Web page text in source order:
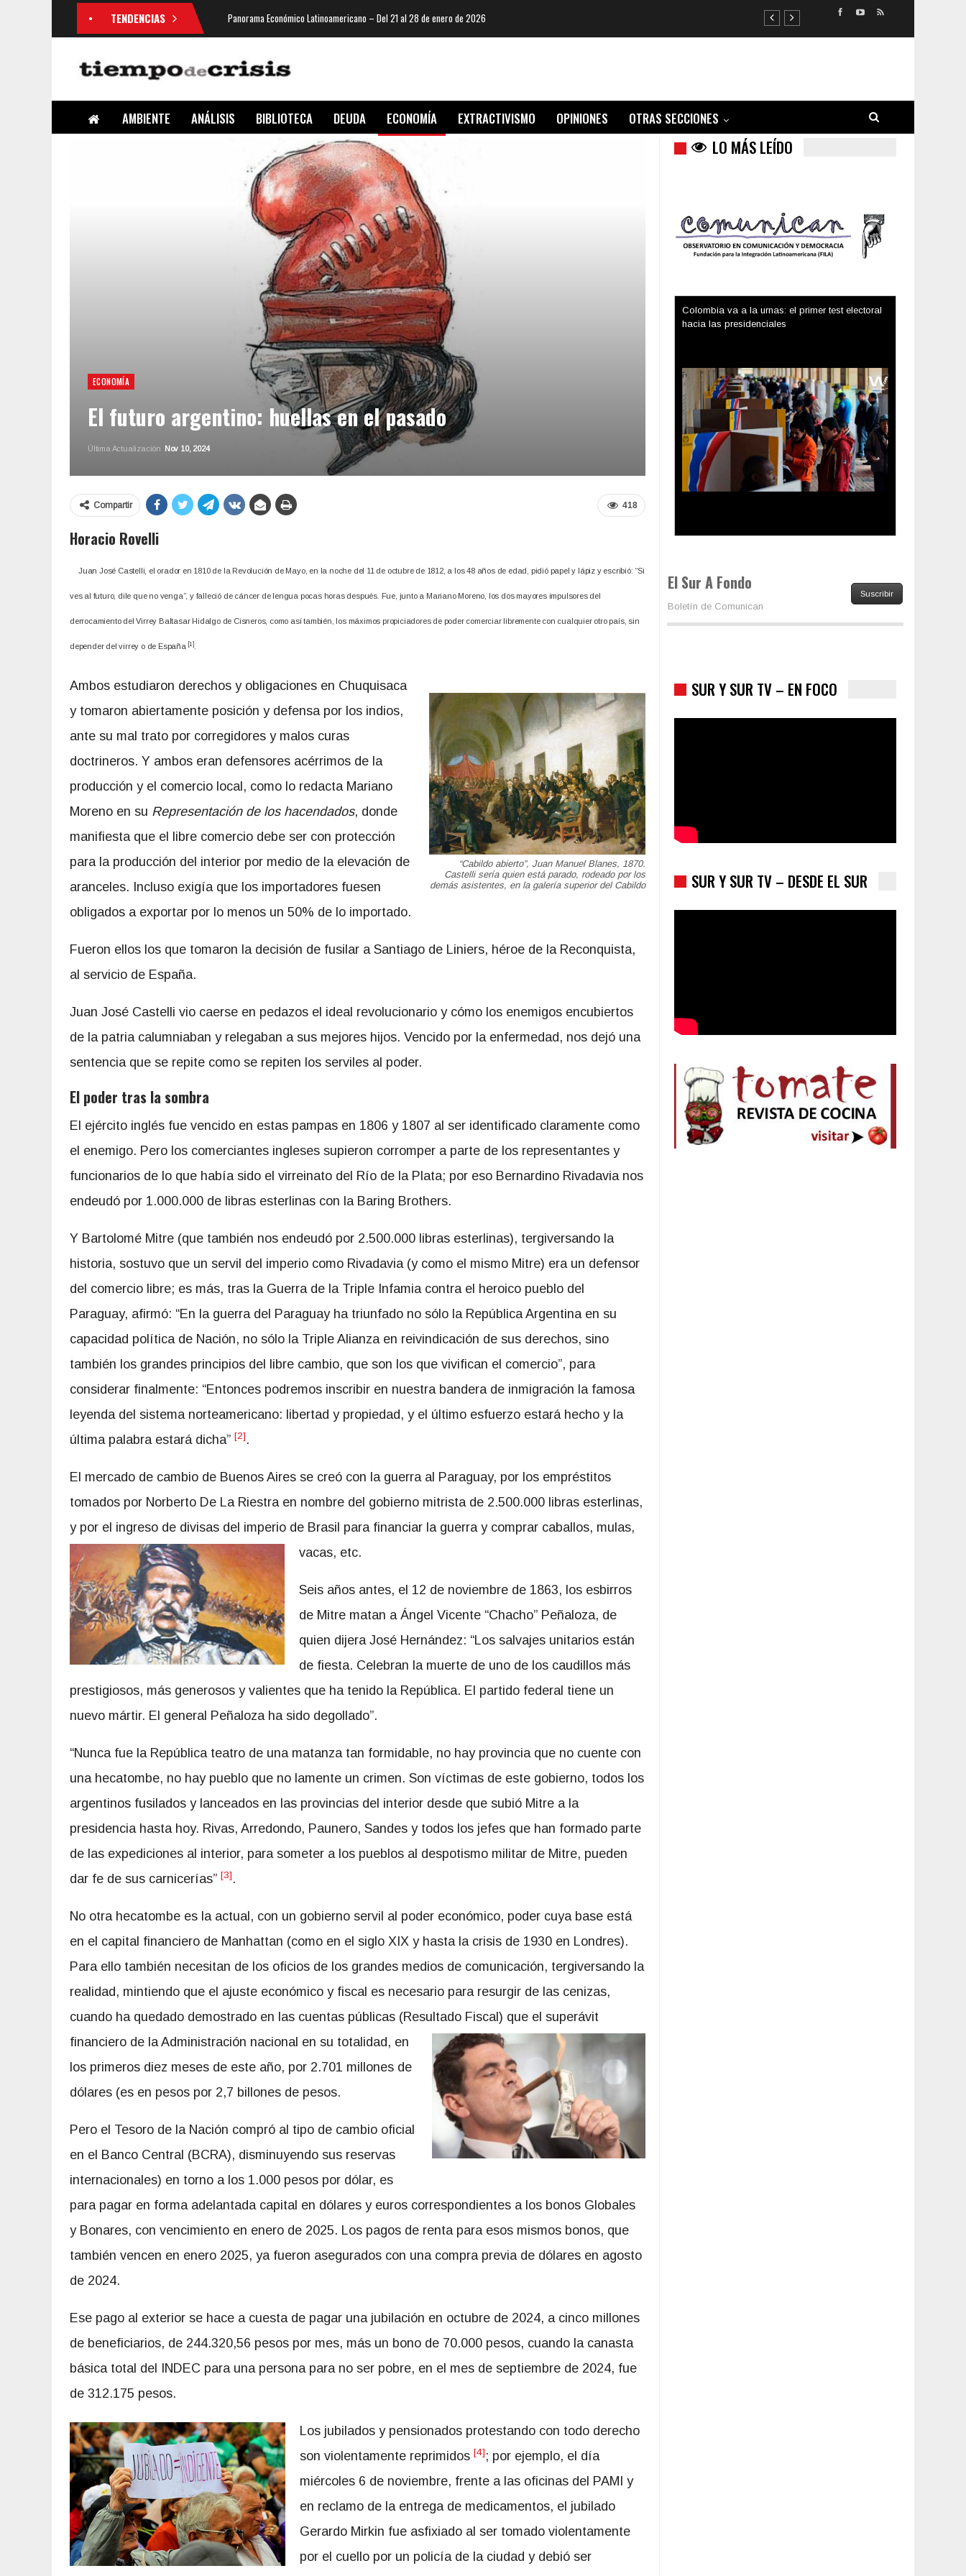
TENDENCIAS Panorama Económico Latinoamericano – Del 21 al 28 de enero de 2026
AMBIENTE ANÁLISIS BIBLIOTECA DEUDA ECONOMÍA EXTRACTIVISMO OPINIONES OTRAS SECCIONES
ECONOMÍA
El futuro argentino: huellas en el pasado
Última Actualización Nov 10, 2024
418
Compartir
Horacio Rovelli
Juan José Castelli, el orador en 1810 de la Revolución de Mayo, en la noche del 11 de octubre de 1812, a los 48 años de edad, pidió papel y lápiz y escribió: “Si
ves al futuro, dile que no venga”, y falleció de cáncer de lengua pocas horas después. Fue, junto a Mariano Moreno, los dos mayores impulsores del
derrocamiento del Virrey Baltasar Hidalgo de Cisneros, como así también, los máximos propiciadores de poder comerciar libremente con cualquier otro país, sin
depender del virrey o de España [1]
“Cabildo abierto”, Juan Manuel Blanes, 1870.
Castelli sería quien está parado, rodeado por los
demás asistentes, en la galería superior del Cabildo
Ambos estudiaron derechos y obligaciones en Chuquisaca
y tomaron abiertamente posición y defensa por los indios,
ante su mal trato por corregidores y malos curas
doctrineros. Y ambos eran defensores acérrimos de la
producción y el comercio local, como lo redacta Mariano
Moreno en su Representación de los hacendados, donde
manifiesta que el libre comercio debe ser con protección
para la producción del interior por medio de la elevación de
aranceles. Incluso exigía que los importadores fuesen
obligados a exportar por lo menos un 50% de lo importado.
Fueron ellos los que tomaron la decisión de fusilar a Santiago de Liniers, héroe de la Reconquista,
al servicio de España.
Juan José Castelli vio caerse en pedazos el ideal revolucionario y cómo los enemigos encubiertos
de la patria calumniaban y relegaban a sus mejores hijos. Vencido por la enfermedad, nos dejó una
sentencia que se repite como se repiten los serviles al poder.
El poder tras la sombra
El ejército inglés fue vencido en estas pampas en 1806 y 1807 al ser identificado claramente como
el enemigo. Pero los comerciantes ingleses supieron corromper a parte de los representantes y
funcionarios de lo que había sido el virreinato del Río de la Plata; por eso Bernardino Rivadavia nos
endeudó por 1.000.000 de libras esterlinas con la Baring Brothers.
Y Bartolomé Mitre (que también nos endeudó por 2.500.000 libras esterlinas), tergiversando la
historia, sostuvo que un servil del imperio como Rivadavia (y como el mismo Mitre) era un defensor
del comercio libre; es más, tras la Guerra de la Triple Infamia contra el heroico pueblo del
Paraguay, afirmó: “En la guerra del Paraguay ha triunfado no sólo la República Argentina en su
capacidad política de Nación, no sólo la Triple Alianza en reivindicación de sus derechos, sino
también los grandes principios del libre cambio, que son los que vivifican el comercio”, para
considerar finalmente: “Entonces podremos inscribir en nuestra bandera de inmigración la famosa
leyenda del sistema norteamericano: libertad y propiedad, y el último esfuerzo estará hecho y la
última palabra estará dicha” [2] .
El mercado de cambio de Buenos Aires se creó con la guerra al Paraguay, por los empréstitos
tomados por Norberto De La Riestra en nombre del gobierno mitrista de 2.500.000 libras esterlinas,
y por el ingreso de divisas del imperio de Brasil para financiar la guerra y comprar caballos, mulas,
vacas, etc.
Seis años antes, el 12 de noviembre de 1863, los esbirros
de Mitre matan a Ángel Vicente “Chacho” Peñaloza, de
quien dijera José Hernández: “Los salvajes unitarios están
de fiesta. Celebran la muerte de uno de los caudillos más
prestigiosos, más generosos y valientes que ha tenido la República. El partido federal tiene un
nuevo mártir. El general Peñaloza ha sido degollado”.
“Nunca fue la República teatro de una matanza tan formidable, no hay provincia que no cuente con
una hecatombe, no hay pueblo que no lamente un crimen. Son víctimas de este gobierno, todos los
argentinos fusilados y lanceados en las provincias del interior desde que subió Mitre a la
presidencia hasta hoy. Rivas, Arredondo, Paunero, Sandes y todos los jefes que han formado parte
de las expediciones al interior, para someter a los pueblos al despotismo militar de Mitre, pueden
dar fe de sus carnicerías” [3] .
No otra hecatombe es la actual, con un gobierno servil al poder económico, poder cuya base está
en el capital financiero de Manhattan (como en el siglo XIX y hasta la crisis de 1930 en Londres).
Para ello también necesitan de los oficios de los grandes medios de comunicación, tergiversando la
realidad, mintiendo que el ajuste económico y fiscal es necesario para resurgir de las cenizas,
cuando ha quedado demostrado en las cuentas públicas (Resultado Fiscal) que el superávit
financiero de la Administración nacional en su totalidad, en
los primeros diez meses de este año, por 2.701 millones de
dólares (es en pesos por 2,7 billones de pesos.
Pero el Tesoro de la Nación compró al tipo de cambio oficial
en el Banco Central (BCRA), disminuyendo sus reservas
internacionales) en torno a los 1.000 pesos por dólar, es
para pagar en forma adelantada capital en dólares y euros correspondientes a los bonos Globales
y Bonares, con vencimiento en enero de 2025. Los pagos de renta para esos mismos bonos, que
también vencen en enero 2025, ya fueron asegurados con una compra previa de dólares en agosto
de 2024.
Ese pago al exterior se hace a cuesta de pagar una jubilación en octubre de 2024, a cinco millones
de beneficiarios, de 244.320,56 pesos por mes, más un bono de 70.000 pesos, cuando la canasta
básica total del INDEC para una persona para no ser pobre, en el mes de septiembre de 2024, fue
de 312.175 pesos.
Los jubilados y pensionados protestando con todo derecho
son violentamente reprimidos [4] ; por ejemplo, el día
miércoles 6 de noviembre, frente a las oficinas del PAMI y
en reclamo de la entrega de medicamentos, el jubilado
Gerardo Mirkin fue asfixiado al ser tomado violentamente
por el cuello por un policía de la ciudad y debió ser
LO MÁS LEÍDO
Trump y las drogas: la viga en los propios ojos
Los latinos le van dando la espalda a Trump
El Sur A Fondo
Suscribir
SUR Y SUR TV – EN FOCO
SUR Y SUR TV – DESDE EL SUR